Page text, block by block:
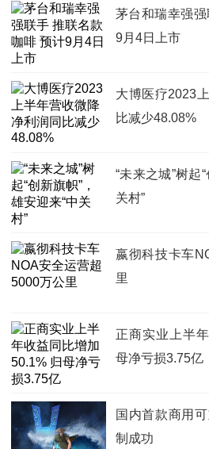
茅台和瑞幸强
9月4日上市
大博医疗2023
比减少48.08%
“未来之城”树起
关村”
嬴彻科技卡车
里
正商实业上半
母净亏损3.75亿
国内首款商用
制成功